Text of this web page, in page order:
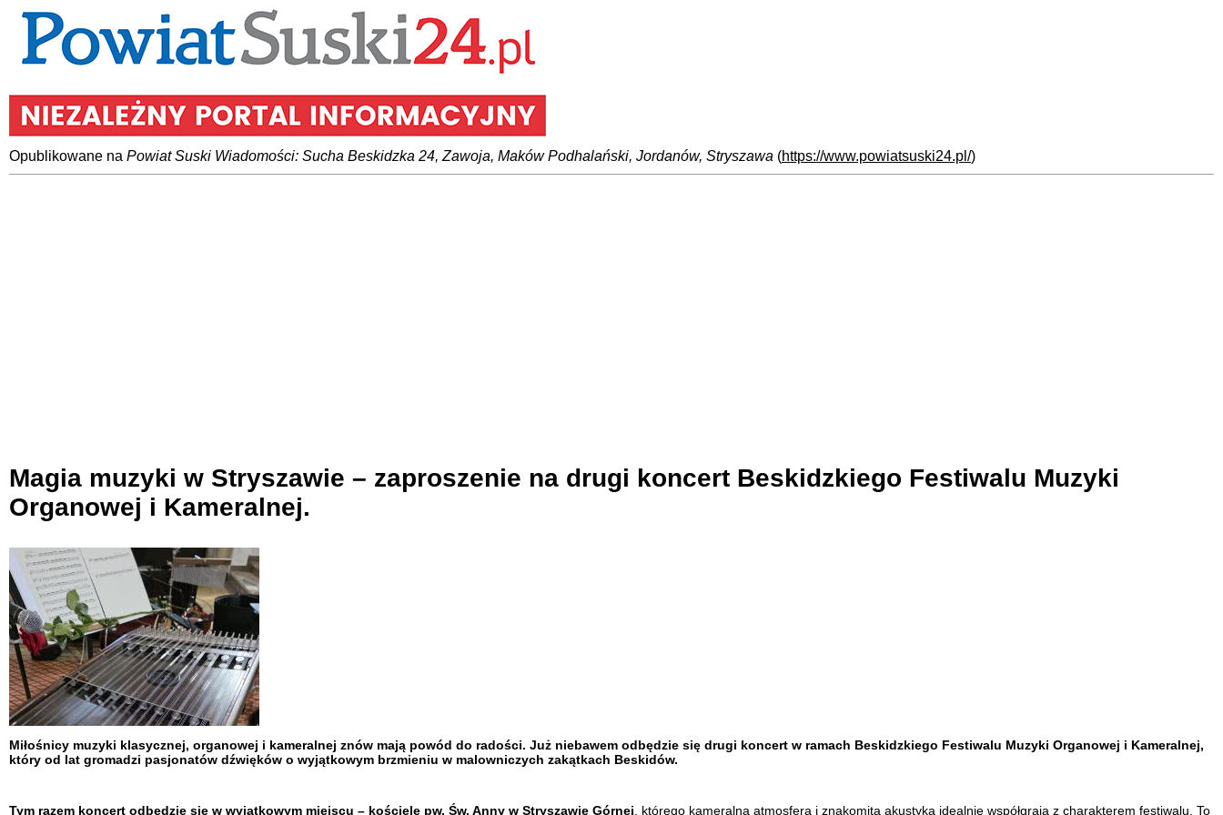
Opublikowane na Powiat Suski Wiadomości: Sucha Beskidzka 24, Zawoja, Maków Podhalański, Jordanów, Stryszawa (https://www.powiatsuski24.pl/)
Magia muzyki w Stryszawie – zaproszenie na drugi koncert Beskidzkiego Festiwalu Muzyki
Organowej i Kameralnej.
Miłośnicy muzyki klasycznej, organowej i kameralnej znów mają powód do radości. Już niebawem odbędzie się drugi koncert w ramach Beskidzkiego Festiwalu Muzyki Organowej i Kameralnej,
który od lat gromadzi pasjonatów dźwięków o wyjątkowym brzmieniu w malowniczych zakątkach Beskidów.
Tym razem koncert odbędzie się w wyjątkowym miejscu – kościele pw. Św. Anny w Stryszawie Górnej, którego kameralna atmosfera i znakomita akustyka idealnie współgrają z charakterem festiwalu. To